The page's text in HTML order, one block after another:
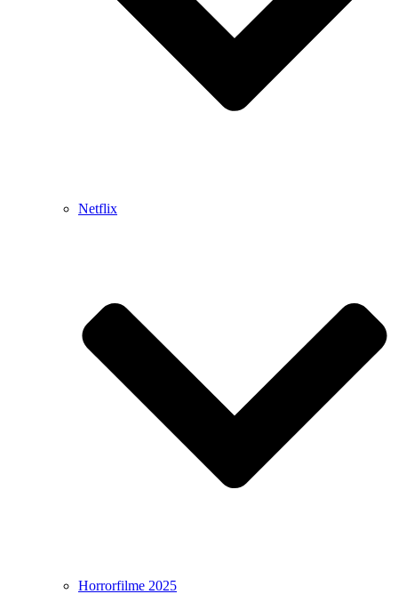
Netflix
Horrorfilme 2025